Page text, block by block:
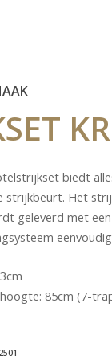
biedt
strijkbeurt. Het
geleverd met
85cm (7-